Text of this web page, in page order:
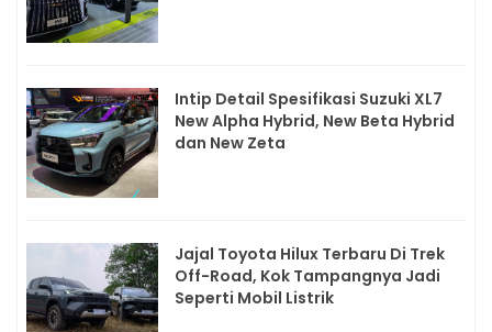
Intip Detail Spesifikasi Suzuki XL7
New Alpha Hybrid, New Beta Hybrid
dan New Zeta
Jajal Toyota Hilux Terbaru Di Trek
Off-Road, Kok Tampangnya Jadi
Seperti Mobil Listrik